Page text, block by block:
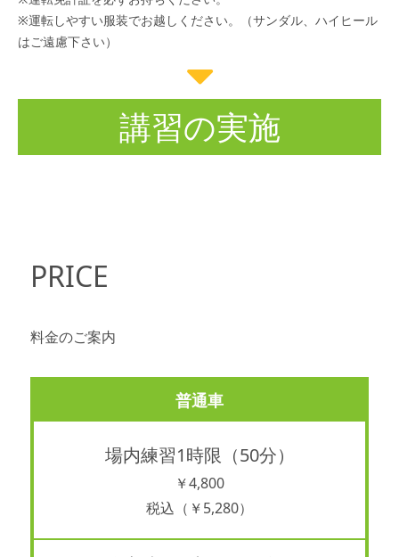
※運転しやすい服装でお越しください。（サンダル、ハイヒール
はご遠慮下さい）
講習の実施
PRICE
料金のご案内
普通車
場内練習1時限（50分）
￥4,800
税込（￥5,280）